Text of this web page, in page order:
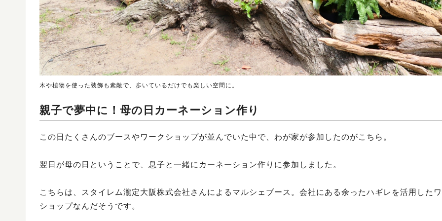
木や植物を使った装飾も素敵で、歩いているだけでも楽しい空間に。
親子で夢中に！母の日カーネーション作り
この日たくさんのブースやワークショップが並んでいた中で、わが家が参加したのがこちら。
翌日が母の日ということで、息子と一緒にカーネーション作りに参加しました。
こちらは、スタイレム瀧定大阪株式会社さんによるマルシェブース。会社にある余ったハギレを活用した
ショップなんだそうです。